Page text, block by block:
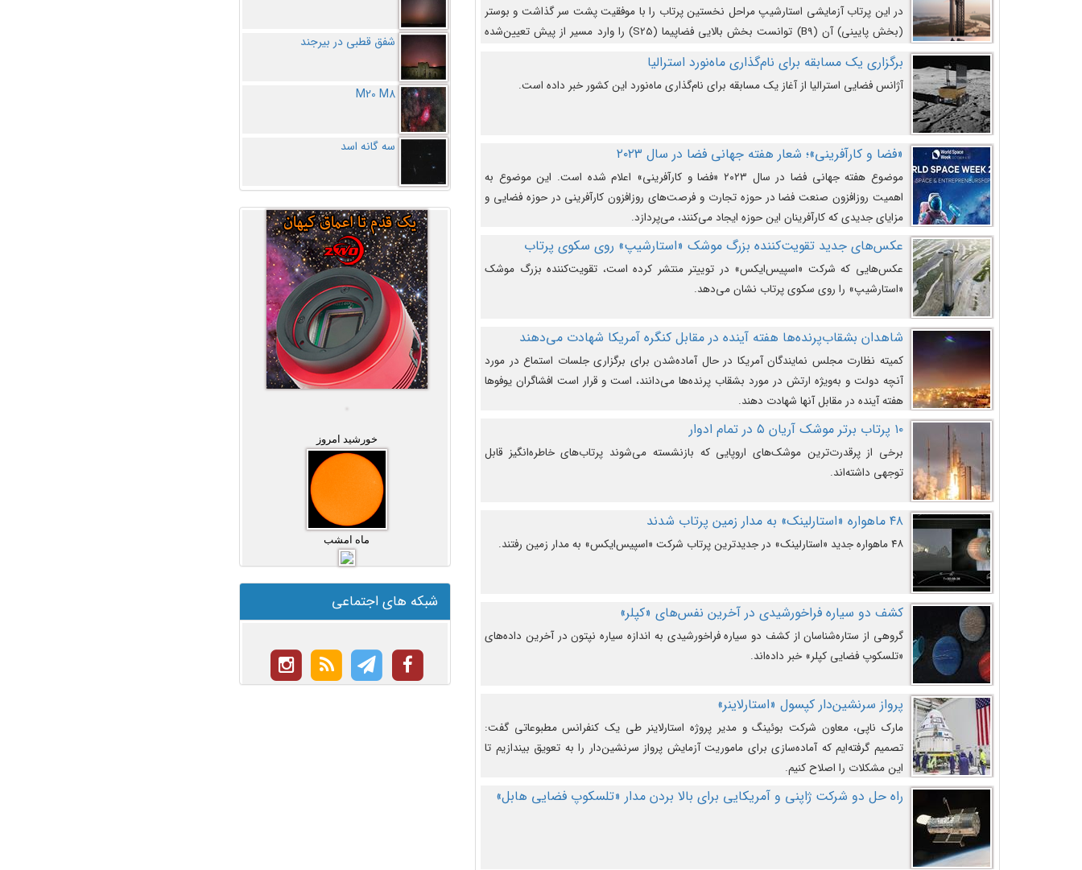
در این پرتاب آزمایشی استارشیپ مراحل نخستین پرتاب را با موفقیت پشت سر گذاشت و بوستر
(بخش پایینی) آن (B9) توانست بخش بالایی فضاپیما (S25) را وارد مسیر از پیش تعیین‌شده
کند و سپس با یک مکانیزم جدید با موفقیت از آن جدا شود. ‌
برگزاری یک مسابقه برای نام‌گذاری ماه‌نورد استرالیا
آژانس فضایی استرالیا از آغاز یک مسابقه برای نام‌گذاری ماه‌نورد این کشور خبر داده است.
«فضا و کارآفرینی»؛ شعار هفته جهانی فضا در سال ۲۰۲۳
موضوع هفته جهانی فضا در سال ۲۰۲۳ «فضا و کارآفرینی» اعلام شده است. این موضوع به
اهمیت روزافزون صنعت فضا در حوزه تجارت و فرصت‌های روزافزون کارآفرینی در حوزه فضایی و
مزایای جدیدی که کارآفرینان این حوزه ایجاد می‌کنند، می‌پردازد.
عکس‌های جدید تقویت‌کننده بزرگ موشک «استارشیپ» روی سکوی پرتاب
عکس‌هایی که شرکت «اسپیس‌ایکس» در توییتر منتشر کرده است، تقویت‌کننده بزرگ موشک
«استارشیپ» را روی سکوی پرتاب نشان می‌دهد.
شاهدان بشقاب‌پرنده‌ها هفته آینده در مقابل کنگره آمریکا شهادت می‌دهند
کمیته نظارت مجلس نمایندگان آمریکا در حال آماده‌شدن برای برگزاری جلسات استماع در مورد
آنچه دولت و به‌ویژه ارتش در مورد بشقاب پرنده‌ها می‌دانند، است و قرار است افشاگران یوفوها
هفته آینده در مقابل آنها شهادت دهند.
۱۰ پرتاب برتر موشک آریان ۵ در تمام ادوار
برخی از پرقدرت‌ترین موشک‌های اروپایی که بازنشسته می‌شوند پرتاب‌های خاطره‌انگیز قابل
توجهی داشته‌اند.
۴۸ ماهواره «استارلینک» به مدار زمین پرتاب شدند
۴۸ ماهواره جدید «استارلینک» در جدیدترین پرتاب شرکت «اسپیس‌ایکس» به مدار زمین رفتند.
کشف دو سیاره فراخورشیدی در آخرین نفس‌های «کپلر»
گروهی از ستاره‌شناسان از کشف دو سیاره فراخورشیدی به اندازه سیاره نپتون در آخرین داده‌های
«تلسکوپ فضایی کپلر» خبر داده‌اند.
پرواز سرنشین‌دار کپسول «استارلاینر»
مارک ناپی، معاون شرکت بوئینگ و مدیر پروژه استارلاینر طی یک کنفرانس مطبوعاتی گفت:
تصمیم گرفته‌ایم که آماده‌سازی برای ماموریت آزمایش پرواز سرنشین‌دار را به تعویق بیندازیم تا
این مشکلات را اصلاح کنیم.
راه حل دو شرکت ژاپنی و آمریکایی برای بالا بردن مدار «تلسکوپ فضایی هابل»
شفق قطبی در بیرجند
M20 M8
سه گانه اسد
خورشید امروز
ماه امشب
شبکه های اجتماعی